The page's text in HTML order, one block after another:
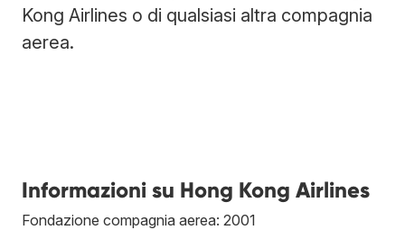
Kong Airlines o di qualsiasi altra compagnia
aerea.
Informazioni su Hong Kong Airlines
Fondazione compagnia aerea: 2001